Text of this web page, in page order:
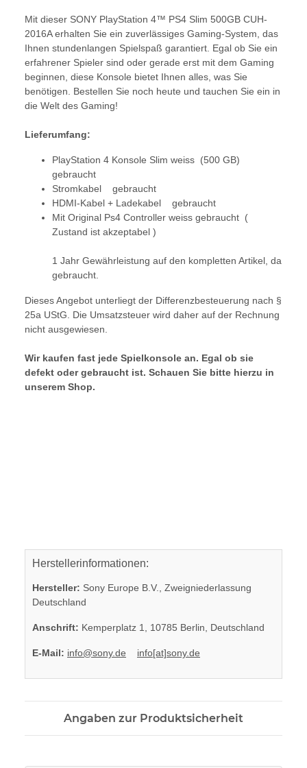
Mit dieser SONY PlayStation 4™ PS4 Slim 500GB CUH-
2016A erhalten Sie ein zuverlässiges Gaming-System, das
Ihnen stundenlangen Spielspaß garantiert. Egal ob Sie ein
erfahrener Spieler sind oder gerade erst mit dem Gaming
beginnen, diese Konsole bietet Ihnen alles, was Sie
benötigen. Bestellen Sie noch heute und tauchen Sie ein in
die Welt des Gaming!
Lieferumfang:
PlayStation 4 Konsole Slim weiss (500 GB)
gebraucht
Stromkabel gebraucht
HDMI-Kabel + Ladekabel gebraucht
Mit Original Ps4 Controller weiss gebraucht (
Zustand ist akzeptabel )
1 Jahr Gewährleistung auf den kompletten Artikel, da
gebraucht.
Dieses Angebot unterliegt der Differenzbesteuerung nach §
25a UStG. Die Umsatzsteuer wird daher auf der Rechnung
nicht ausgewiesen.
Wir kaufen fast jede Spielkonsole an. Egal ob sie
defekt oder gebraucht ist. Schauen Sie bitte hierzu in
unserem Shop.
Herstellerinformationen:
Hersteller: Sony Europe B.V., Zweigniederlassung
Deutschland
Anschrift: Kemperplatz 1, 10785 Berlin, Deutschland
E-Mail: info@sony.de info[at]sony.de
Angaben zur Produktsicherheit